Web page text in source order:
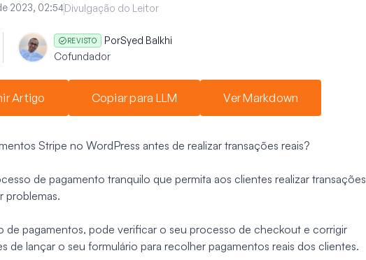
2023, 02:54Divulgação do Leitor
REVISTO PorSyed Balkhi
Cofundador
Artigo Copiar para LLM Ver Markdown
Stripe no WordPress antes de realizar transações reais?
de pagamento tranquilo que permita aos clientes realizar transações
problemas.
de pagamentos, pode verificar o seu processo de checkout e corrigir
de lançar o seu formulário para recolher pagamentos reais dos clientes.